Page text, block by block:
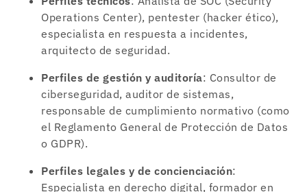
Operations Center), pentester (hacker ético),
especialista en respuesta a incidentes,
arquitecto de seguridad.
Perfiles de gestión y auditoría: Consultor de
ciberseguridad, auditor de sistemas,
responsable de cumplimiento normativo (como
el Reglamento General de Protección de Datos
o GDPR).
Perfiles legales y de concienciación:
Especialista en derecho digital, formador en